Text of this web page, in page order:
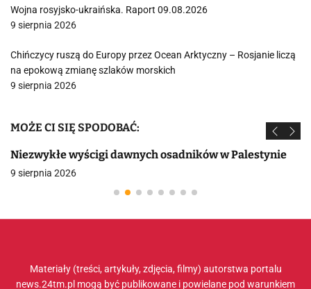
Wojna rosyjsko-ukraińska. Raport 09.08.2026
9 sierpnia 2026
Chińczycy ruszą do Europy przez Ocean Arktyczny – Rosjanie liczą
na epokową zmianę szlaków morskich
9 sierpnia 2026
MOŻE CI SIĘ SPODOBAĆ:
Niezwykłe wyścigi dawnych osadników w Palestynie
9 sierpnia 2026
Materiały (treści, artykuły, zdjęcia, filmy) autorstwa portalu
news.24tm.pl mogą być publikowane i powielane pod warunkiem